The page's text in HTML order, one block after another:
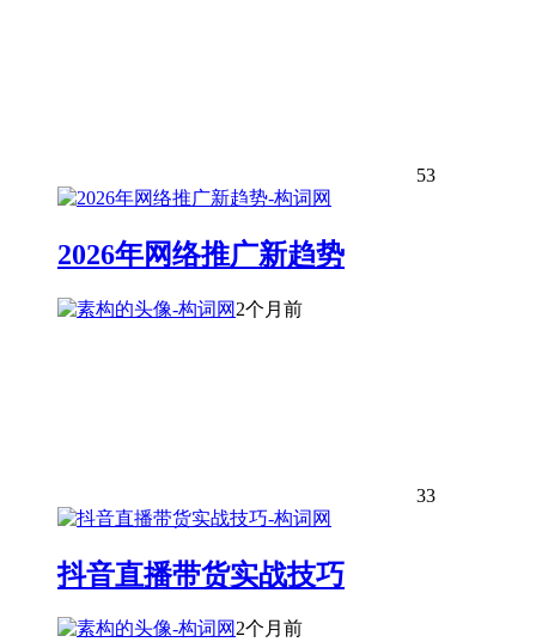
53
2026年网络推广新趋势
2个月前
33
抖音直播带货实战技巧
2个月前